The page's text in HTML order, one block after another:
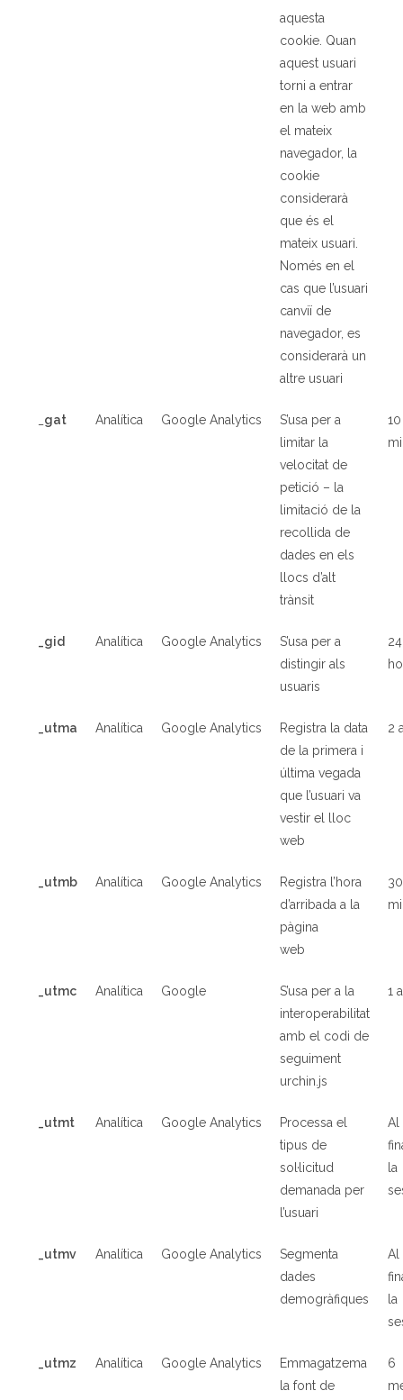
aquesta
cookie. Quan
aquest usuari
torni a entrar
en la web amb
el mateix
navegador, la
cookie
considerarà
que és el
mateix usuari.
Només en el
cas que l’usuari
canviï de
navegador, es
considerarà un
altre usuari
gat Analítica Google Analytics
S’usa per a
limitar la
velocitat de
petició – la
limitació de la
recollida de
dades en els
llocs d’alt
trànsit
10
_gid Analítica Google Analytics
S’usa per a
distingir als
usuaris
24
_utma Analítica Google Analytics
Registra la data
de la primera i
última vegada
que l’usuari va
vestir el lloc
web
2
_utmb Analítica Google Analytics
Registra l’hora
d’arribada a la
pàgina
web
30
_utmc Analítica Google
S’usa per a la
interoperabilitat
amb el codi de
seguiment
urchin.js
1
_utmt Analítica Google Analytics
Processa el
tipus de
sol·licitud
demanada per
l’usuari
Al
la
_utmv Analítica Google Analytics
Segmenta
dades
demogràfiques
Al
la
_utmz Analítica Google Analytics
Emmagatzema
la font de
6